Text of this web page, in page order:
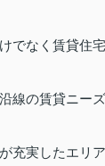
でなく賃貸住
線の賃貸ニー
充実したエリ